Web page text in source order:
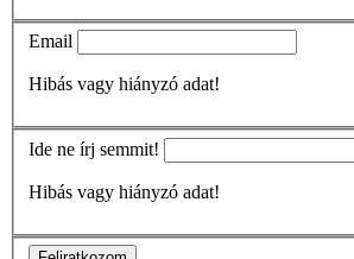
Email
Hibás vagy hiányzó adat!
Ide ne írj semmit!
Hibás vagy hiányzó adat!